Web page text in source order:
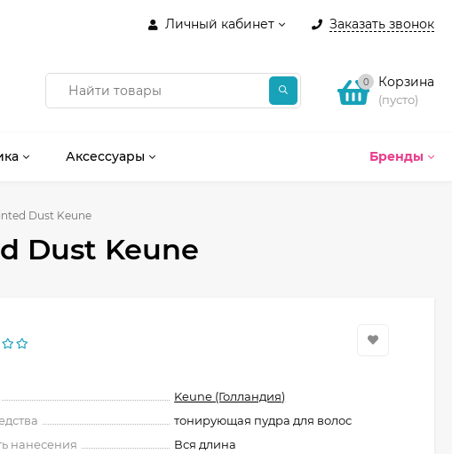
Личный кабинет Заказать звонок
0 Корзина
(пусто)
Бренды
Аксессуары
Dust Keune
Dust Keune
Keune (Голландия)
тонирующая пудра для волос
нанесения
Вся длина